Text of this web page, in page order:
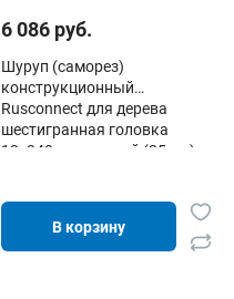
6 086 руб.
Шуруп (саморез)
конструкционный
Rusconnect для дерева
шестигранная головка
12х340 мм желтый (25 шт)
В корзину